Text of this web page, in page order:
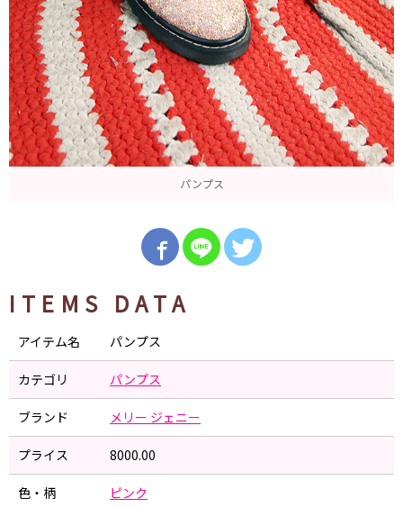
パンプス
ITEMS DATA
アイテム名 パンプス
カテゴリ パンプス
ブランド メリー ジェニー
プライス 8000.00
色・柄 ピンク